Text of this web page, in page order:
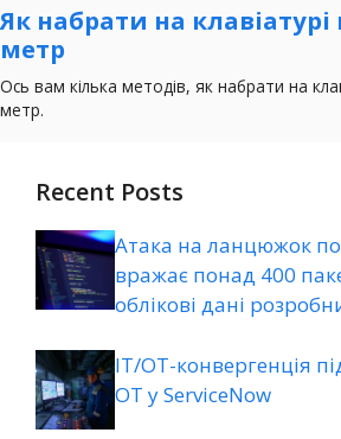
Recent Posts
Атака на ланцюжок
вражає понад 400
облікові дані
ІТ/ОТ-конвергенція
ОТ у ServiceNow